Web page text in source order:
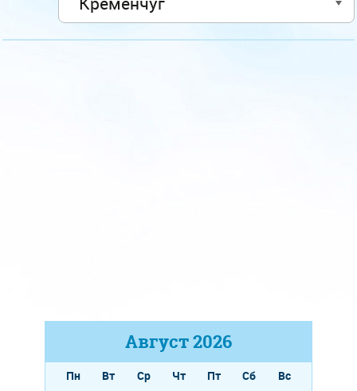
Август2026
Пн Вт Ср Чт Пт Сб
Вс